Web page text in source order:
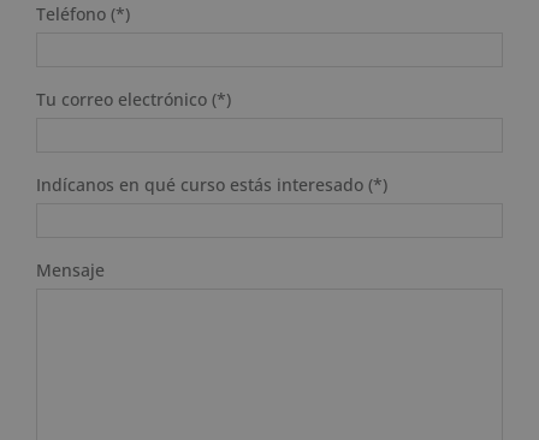
Teléfono (*)
Tu correo electrónico (*)
Indícanos en qué curso estás interesado (*)
Mensaje